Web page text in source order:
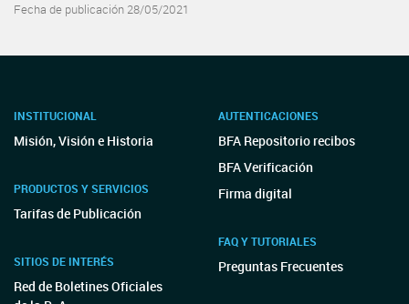
Fecha de publicación 28/05/2021
INSTITUCIONAL
Misión, Visión e Historia
PRODUCTOS Y SERVICIOS
Tarifas de Publicación
SITIOS DE INTERÉS
Red de Boletines Oficiales
AUTENTICACIONES
BFA Repositorio recibos
BFA Verificación
Firma digital
FAQ Y TUTORIALES
Preguntas Frecuentes